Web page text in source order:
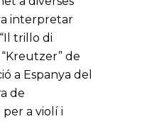
interpretar
trillo di
de
a Espanya del
de
a violí i